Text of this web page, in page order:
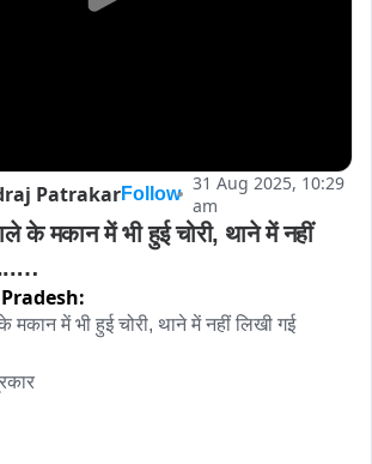
PatrakarFollow 31 Aug 2025, 10:29
am
के मकान में भी हुई चोरी, थाने में नहीं
पत्रकार
में भी हुई चोरी, थाने में नहीं लिखी गई